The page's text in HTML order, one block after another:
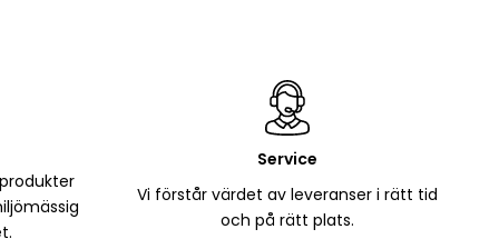
Service
Vi förstår värdet av leveranser i rätt tid
och på rätt plats.